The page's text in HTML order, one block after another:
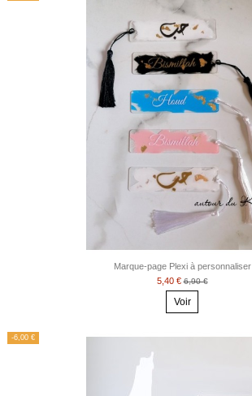
Marque-page Plexi à personnaliser
5,40 €6,90 €
Voir
-6,00 €